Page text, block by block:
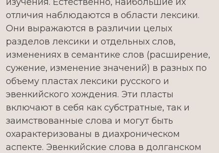
отличия наблюдаются в области лексики.
Они выражаются в различии целых
разделов лексики и отдельных слов,
изменениях в семантике слов (расширение,
сужение, изменение значений) в разных по
объему пластах лексики русского и
эвенкийского хождения. Эти пласты
включают в себя как субстратные, так и
заимствованные слова и могут быть
охарактеризованы в диахроническом
аспекте. Эвенкийские слова в долганском